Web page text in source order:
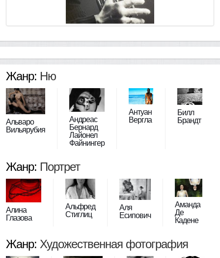
Жанр: Ню
Альваро
Вильярубия
Андреас
Бернард
Лайонел
Файнингер
Антуан
Вергла
Билл
Брандт
Жанр: Портрет
Алина
Глазова
Альфред
Стиглиц
Аля
Есипович
Аманда
Де
Кадене
Жанр: Художественная фотография